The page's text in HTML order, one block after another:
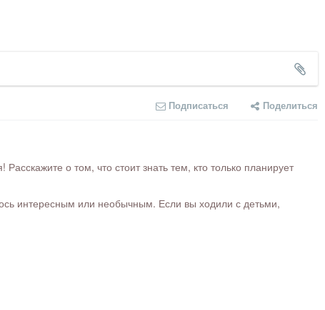
Подписаться Поделиться
о том, что стоит знать тем, кто только планирует
интересным или необычным. Если вы ходили с детьми,